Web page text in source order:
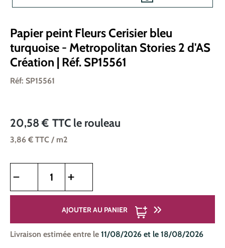
Papier peint Fleurs Cerisier bleu
turquoise - Metropolitan Stories 2 d'AS
Création | Réf. SP15561
Réf: SP15561
20,58 € TTC le rouleau
3,86 € TTC / m2
AJOUTER AU PANIER
Livraison estimée entre le 11/08/2026 et le 18/08/2026